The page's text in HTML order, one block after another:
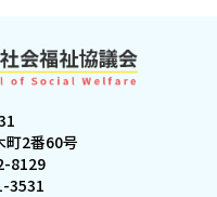
町2番60号
8129
3531